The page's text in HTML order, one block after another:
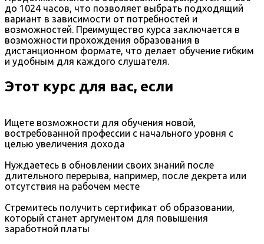
до 1024 часов, что позволяет выбрать подходящий
вариант в зависимости от потребностей и
возможностей. Преимущество курса заключается в
возможности прохождения образования в
дистанционном формате, что делает обучение гибким
и удобным для каждого слушателя.
Этот курс для вас, если
Ищете возможности для обучения новой,
востребованной профессии с начального уровня с
целью увеличения дохода
Нуждаетесь в обновлении своих знаний после
длительного перерыва, например, после декрета или
отсутствия на рабочем месте
Стремитесь получить сертификат об образовании,
который станет аргументом для повышения
заработной платы